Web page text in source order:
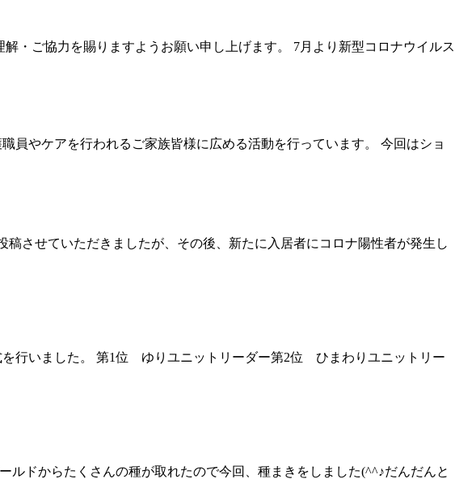
・ご協力を賜りますようお願い申し上げます。 7月より新型コロナウイルス
員やケアを行われるご家族皆様に広める活動を行っています。 今回はショ
させていただきましたが、その後、新たに入居者にコロナ陽性者が発生し
を行いました。 第1位 ゆりユニットリーダー第2位 ひまわりユニットリー
ドからたくさんの種が取れたので今回、種まきをしました(^^♪だんだんと